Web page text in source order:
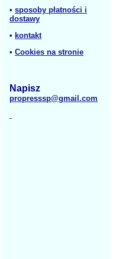
• sposoby płatności i
dostawy
• kontakt
• Cookies na stronie
Napisz
propresssp@gmail.com